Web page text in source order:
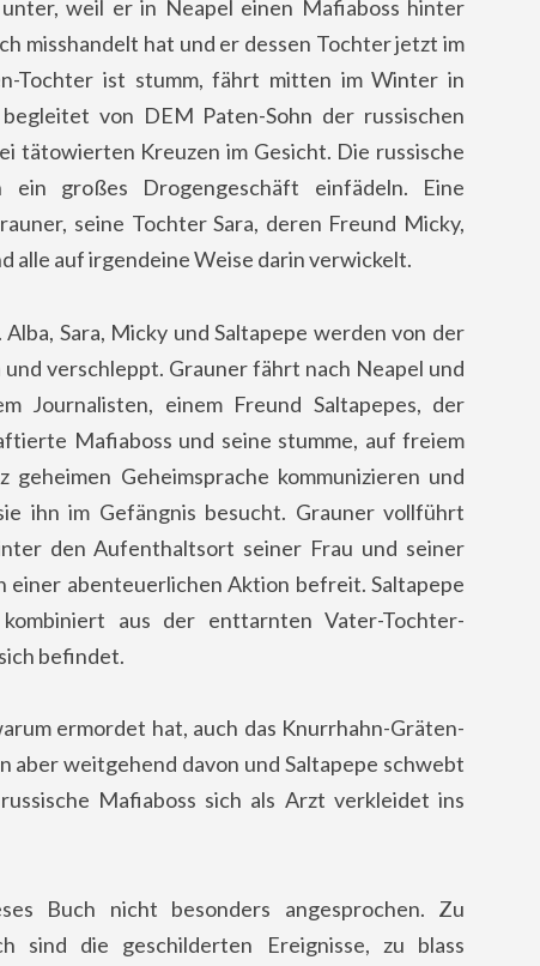
weil er in Neapel einen Mafiaboss hinter
misshandelt hat und er dessen Tochter jetzt im
Tochter ist stumm, fährt mitten im Winter in
von DEM Paten-Sohn der russischen
tätowierten Kreuzen im Gesicht. Die russische
großes Drogengeschäft einfädeln. Eine
seine Tochter Sara, deren Freund Micky,
alle auf irgendeine Weise darin verwickelt.
Sara, Micky und Saltapepe werden von der
verschleppt. Grauner fährt nach Neapel und
Journalisten, einem Freund Saltapepes, der
Mafiaboss und seine stumme, auf freiem
Geheimsprache kommunizieren und
ihn im Gefängnis besucht. Grauner vollführt
den Aufenthaltsort seiner Frau und seiner
einer abenteuerlichen Aktion befreit. Saltapepe
aus der enttarnten Vater-Tochter-
befindet.
ermordet hat, auch das Knurrhahn-Gräten-
aber weitgehend davon und Saltapepe schwebt
Mafiaboss sich als Arzt verkleidet ins
Buch nicht besonders angesprochen. Zu
sind die geschilderten Ereignisse, zu blass